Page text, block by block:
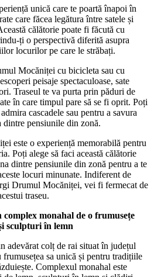
unică care te poartă înapoi în
care făcea legătura între satele și
călătorie poate fi făcută cu
ți o perspectivă diferită asupra
locurilor pe care le străbați.
Mocăniței cu bicicleta sau cu
peisaje spectaculoase, sate
Traseul te va purta prin păduri de
în care timpul pare să se fi oprit. Poți
cascadele sau pentru a savura
pensiunile din zonă.
este o experiență memorabilă pentru
Poți alege să faci această călătorie
dintre pensiunile din zonă pentru a te
locuri minunate. Indiferent de
Drumul Mocăniței, vei fi fermecat de
traseu.
monahal de o frumusețe
sculpturi în lemn
adevărat colț de rai situat în județul
sa unică și pentru tradițiile
Complexul monahal este